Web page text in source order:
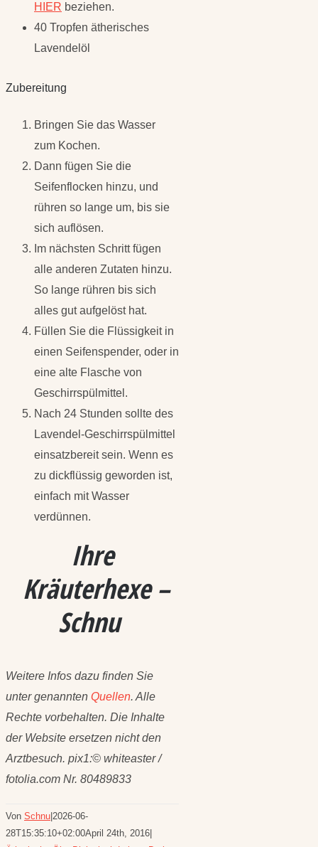
HIER beziehen.
40 Tropfen ätherisches
Lavendelöl
Zubereitung
Bringen Sie das Wasser
zum Kochen.
Dann fügen Sie die
Seifenflocken hinzu, und
rühren so lange um, bis sie
sich auflösen.
Im nächsten Schritt fügen
alle anderen Zutaten hinzu.
So lange rühren bis sich
alles gut aufgelöst hat.
Füllen Sie die Flüssigkeit in
einen Seifenspender, oder in
eine alte Flasche von
Geschirrspülmittel.
Nach 24 Stunden sollte des
Lavendel-Geschirrspülmittel
einsatzbereit sein. Wenn es
zu dickflüssig geworden ist,
einfach mit Wasser
verdünnen.
Ihre
Kräuterhexe –
Schnu
Weitere Infos dazu finden Sie
unter genannten Quellen. Alle
Rechte vorbehalten. Die Inhalte
der Website ersetzen nicht den
Arztbesuch. pix1:© whiteaster /
fotolia.com Nr. 80489833
Von Schnu 2026-06-
28T15:35:10+02:00April 24th, 2016